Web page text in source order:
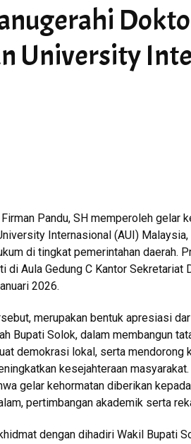
University
Pandu, SH memperoleh gelar
Internasional (AUI)
di tingkat pemerintahan daerah.
di Aula Gedung C Kantor Sekretariat
2026.
merupakan bentuk apresiasi
Bupati Solok, dalam membangun
demokrasi lokal, serta mendorong
kesejahteraan masyarakat.
gelar kehormatan diberikan
pertimbangan akademik serta
dengan dihadiri Wakil Bupati